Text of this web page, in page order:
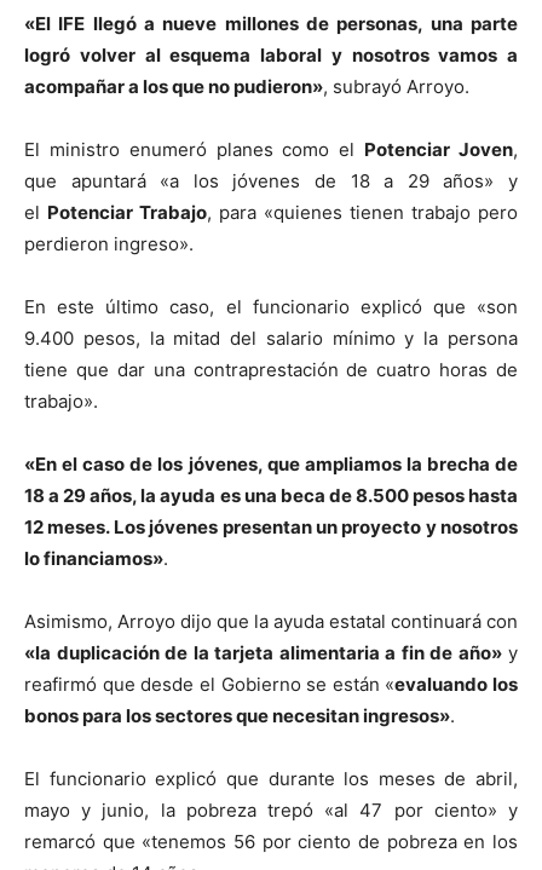
«El IFE llegó a nueve millones de personas, una parte
logró volver al esquema laboral y nosotros vamos a
acompañar a los que no pudieron», subrayó Arroyo.
El ministro enumeró planes como el Potenciar Joven,
que apuntará «a los jóvenes de 18 a 29 años» y
el Potenciar Trabajo, para «quienes tienen trabajo pero
perdieron ingreso».
En este último caso, el funcionario explicó que «son
9.400 pesos, la mitad del salario mínimo y la persona
tiene que dar una contraprestación de cuatro horas de
trabajo».
«En el caso de los jóvenes, que ampliamos la brecha de
18 a 29 años, la ayuda es una beca de 8.500 pesos hasta
12 meses. Los jóvenes presentan un proyecto y nosotros
lo financiamos».
Asimismo, Arroyo dijo que la ayuda estatal continuará con
«la duplicación de la tarjeta alimentaria a fin de año»y
reafirmó que desde el Gobierno se están «evaluando los
bonos para los sectores que necesitan ingresos».
El funcionario explicó que durante los meses de abril,
mayo y junio, la pobreza trepó «al 47 por ciento» y
remarcó que «tenemos 56 por ciento de pobreza en los